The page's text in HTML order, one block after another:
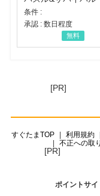
条件 :
承認 : 数日程度
無料
[PR]
すぐたまTOP 利用規約
不正への取
[PR]
ポイントサイ